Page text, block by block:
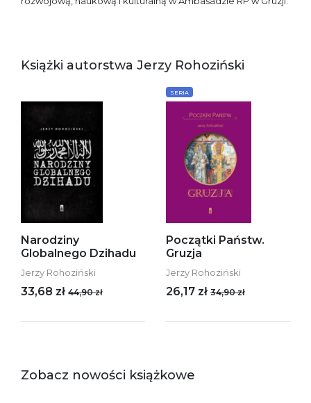
Książki autorstwa Jerzy Rohoziński
Narodziny
Globalnego Dzihadu
Jerzy Rohoziński
33,68 zł 44,90 zł
SERIA
Początki Państw.
Gruzja
Jerzy Rohoziński
26,17 zł 34,90 zł
Zobacz nowości książkowe